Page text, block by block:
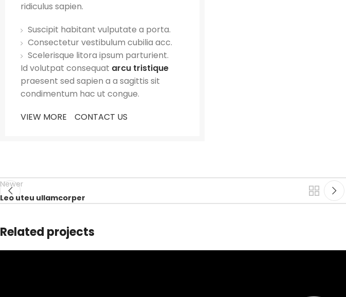
ridiculus sapien.
Suscipit habitant vulputate a porta.
Consectetur vestibulum cubilia acc.
Scelerisque litora ipsum parturient.
Id volutpat consequat arcu tristique
praesent sed sapien a a sagittis sit
condimentum hac ut congue.
VIEW MORE
CONTACT US
Newer
Leo uteu ullamcorper
Related projects